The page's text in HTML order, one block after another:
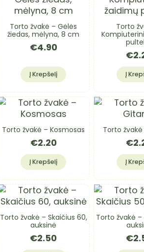
Torto žvakė – Gėlės
žiedas, mėlyna, 8 cm
€4.90
Į Krepšelį
Torto
€
Į
Torto žvakė – Kosmosas
€2.20
Į Krepšelį
Torto
€
Į
Torto žvakė – Skaičius 60,
auksinė
€2.50
Torto žvakė –
€